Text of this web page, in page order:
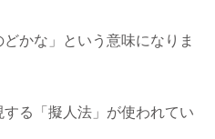
かな」という意味になりま
る「擬人法」が使われてい